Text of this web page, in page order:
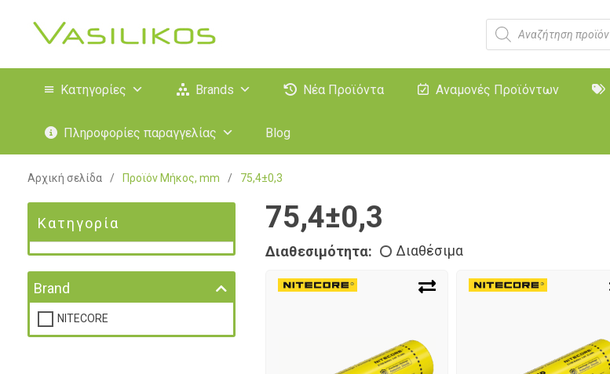
Κατηγορίες Brands Νέα Προϊόντα Αναμονές Προϊόντων
Πληροφορίες παραγγελίας Blog
Αρχική σελίδα / Προϊόν Μήκος, mm / 75,4±0,3
75,4±0,3
Διαθεσιμότητα: Διαθέσιμα
Κατηγορία
Brand
NITECORE